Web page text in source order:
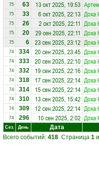
75 63 13 окт 2025, 19:53
75 33 6 окт 2025, 22:13 Доха
75 26 2 окт 2025, 22:11 Доха
75 20 29 сен 2025, 22:11 Доха
75 6 23 сен 2025, 23:12 Доха
74 334 20 сен 2025, 23:45 Доха
74 333 20 сен 2025, 22:10 Доха
74 332 19 сен 2025, 22:16 Доха
74 318 17 сен 2025, 22:14 Доха
74 314 15 сен 2025, 22:14 Доха
74 310 13 сен 2025, 15:42 Доха
74 309 12 сен 2025, 22:14 Доха
74 296 10 сен 2025, 2:02 Доха
Сез. День
Дата
Всего событий: 418. Страница 1